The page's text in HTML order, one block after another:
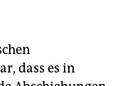
dass es in